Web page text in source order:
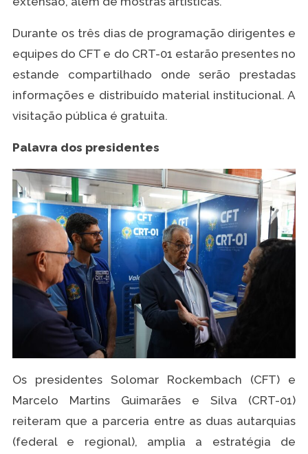
Durante os três dias de programação dirigentes e
equipes do CFT e do CRT-01 estarão presentes no
estande compartilhado onde serão prestadas
informações e distribuído material institucional. A
visitação pública é gratuita.
Palavra dos presidentes
Os presidentes Solomar Rockembach (CFT) e
Marcelo Martins Guimarães e Silva (CRT-01)
reiteram que a parceria entre as duas autarquias
(federal e regional), amplia a estratégia de